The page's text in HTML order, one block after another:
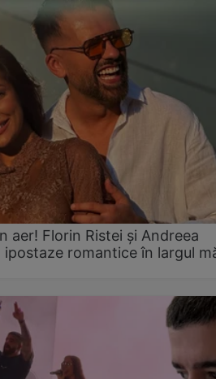
aer! Florin Ristei și Andreea
ipostaze romantice în largul